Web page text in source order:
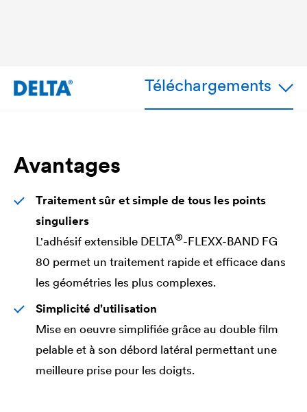
Téléchargements
Avantages
Traitement sûr et simple de tous les points
singuliers
L'adhésif extensible DELTA®-FLEXX-BAND FG
80 permet un traitement rapide et efficace dans
les géométries les plus complexes.
Simplicité d'utilisation
Mise en oeuvre simplifiée grâce au double film
pelable et à son débord latéral permettant une
meilleure prise pour les doigts.